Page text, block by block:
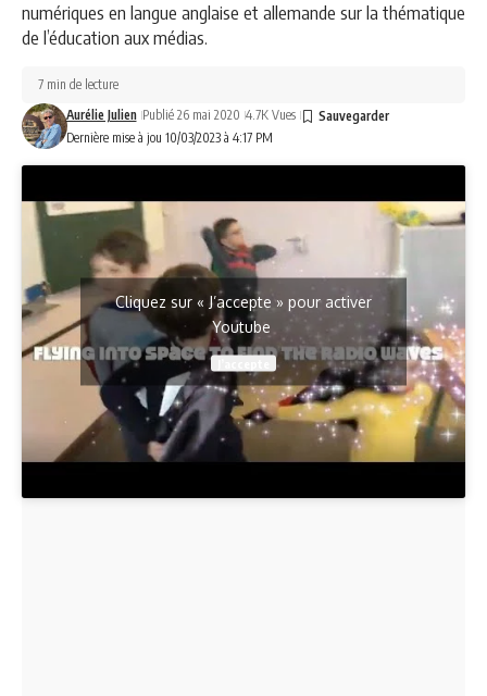
numériques en langue anglaise et allemande sur la thématique
de l’éducation aux médias.
Dernière mise à jou 10/03/2023 à 4:17 PM
Aurélie Julien Publié 26 mai 2020 4.7K Vues
7 min de lecture
Cliquez sur « J’accepte » pour activer
Youtube